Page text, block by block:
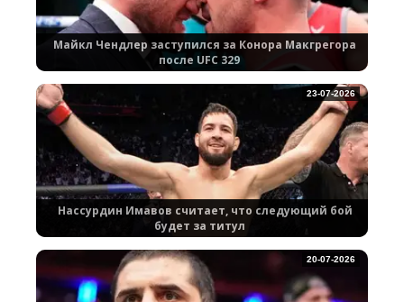
Майкл Чендлер заступился за Конора Макгрегора
после UFC 329
Нассурдин Имавов считает, что следующий бой
будет за титул
23-07-2026
20-07-2026